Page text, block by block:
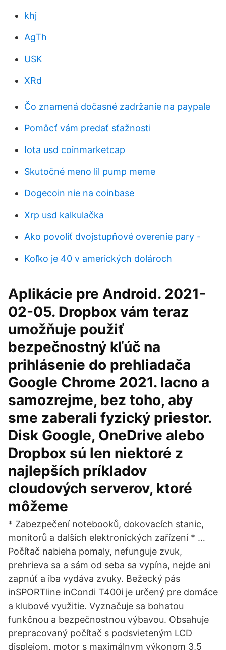
khj
AgTh
USK
XRd
Čo znamená dočasné zadržanie na paypale
Pomôcť vám predať sťažnosti
Iota usd coinmarketcap
Skutočné meno lil pump meme
Dogecoin nie na coinbase
Xrp usd kalkulačka
Ako povoliť dvojstupňové overenie pary -
Koľko je 40 v amerických dolároch
Aplikácie pre Android. 2021-
02-05. Dropbox vám teraz
umožňuje použiť
bezpečnostný kľúč na
prihlásenie do prehliadača
Google Chrome 2021. lacno a
samozrejme, bez toho, aby
sme zaberali fyzický priestor.
Disk Google, OneDrive alebo
Dropbox sú len niektoré z
najlepších príkladov
cloudových serverov, ktoré
môžeme
* Zabezpečení notebooků, dokovacích stanic,
monitorů a dalších elektronických zařízení * …
Počítač nabieha pomaly, nefunguje zvuk,
prehrieva sa a sám od seba sa vypína, nejde ani
zapnúť a iba vydáva zvuky. Bežecký pás
inSPORTline inCondi T400i je určený pre domáce
a klubové využitie. Vyznačuje sa bohatou
funkčnou a bezpečnostnou výbavou. Obsahuje
prepracovaný počítač s podsvieteným LCD
displejom, motor s maximálnym výkonom 3,5